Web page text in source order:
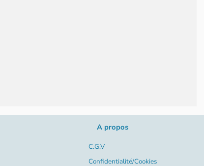
A propos
C.G.V
Confidentialité/Cookies